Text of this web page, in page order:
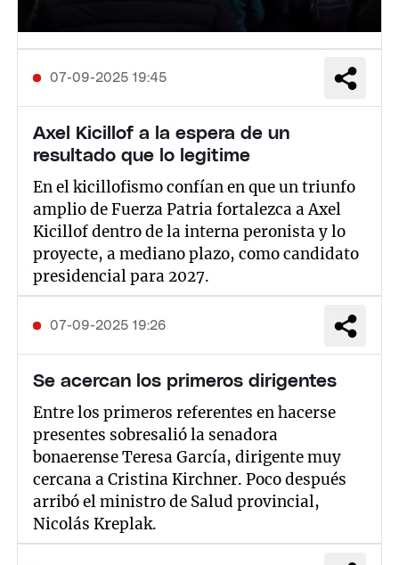
07-09-2025 19:45
Axel Kicillof a la espera de un
resultado que lo legitime
En el kicillofismo confían en que un triunfo
amplio de Fuerza Patria fortalezca a Axel
Kicillof dentro de la interna peronista y lo
proyecte, a mediano plazo, como candidato
presidencial para 2027.
07-09-2025 19:26
Se acercan los primeros dirigentes
Entre los primeros referentes en hacerse
presentes sobresalió la senadora
bonaerense Teresa García, dirigente muy
cercana a Cristina Kirchner. Poco después
arribó el ministro de Salud provincial,
Nicolás Kreplak.